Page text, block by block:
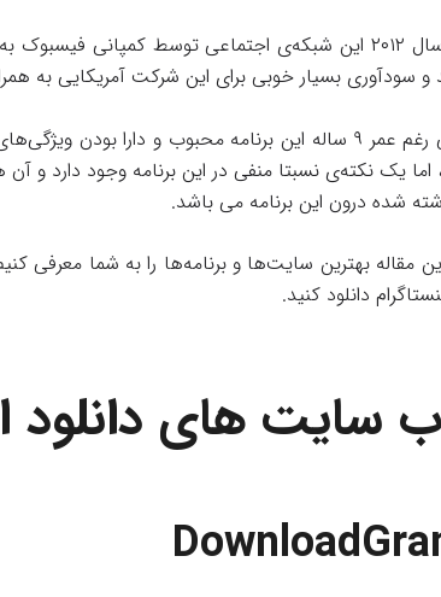
در سال ۲۰۱۲ این شبکه‌ی اجتماعی توسط کمپانی
و سودآوری بسیار خوبی برای این شرکت آمریکایی به
علی رغم عمر ۹ ساله این برنامه محبوب و دارا
اما یک نکته‌ی نسبتا منفی در این برنامه وجود دارد و
شده درون این برنامه می باشد.
مقاله بهترین سایت‌ها و برنامه‌ها را به شما معرفی
دانلود کنید.
سایت های دانلود